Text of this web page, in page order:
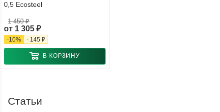
0,5 Ecosteel
от 1 305 ₽
1 450 ₽
-10% - 145 ₽
В КОРЗИНУ
Статьи